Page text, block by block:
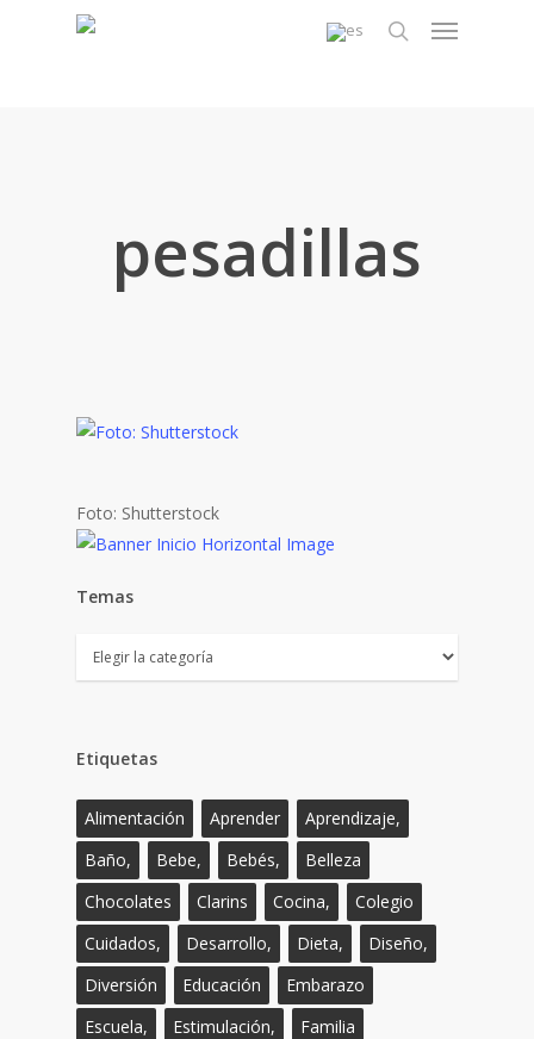
Menu
pesadillas
Foto: Shutterstock
Temas
Temas
Etiquetas
Alimentación Aprender
Aprendizaje,
Baño,
Bebe, Bebés,
Belleza
Chocolates
Clarins Cocina,
Colegio
Cuidados,
Desarrollo, Dieta,
Diseño,
Diversión
Educación
Embarazo
Escuela,
Estimulación,
Familia